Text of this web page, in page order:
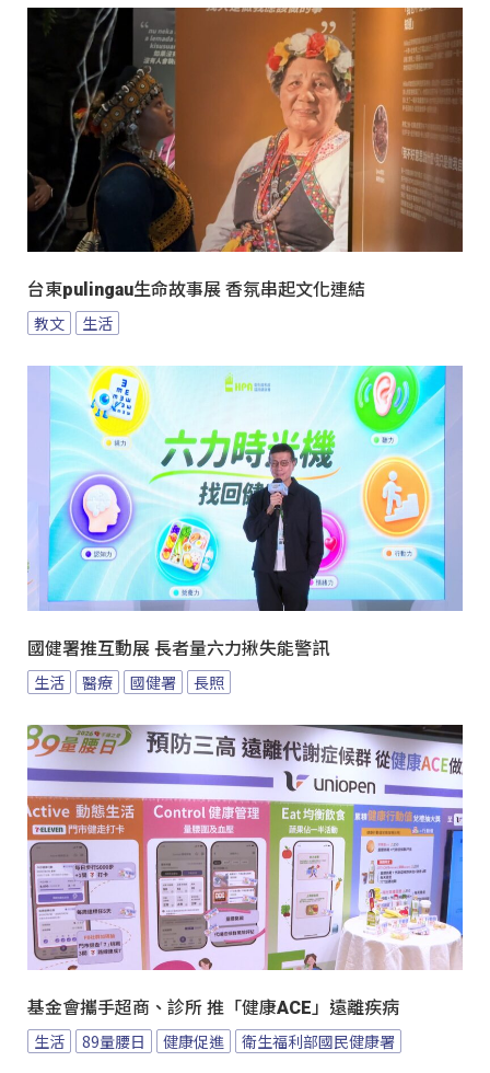
台東pulingau生命故事展 香氛串起文化連結
教文 生活
國健署推互動展 長者量六力揪失能警訊
生活 醫療 國健署 長照
基金會攜手超商、診所 推「健康ACE」遠離疾病
生活 89量腰日 健康促進 衛生福利部國民健康署